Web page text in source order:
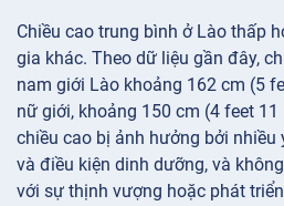
Chiều cao trung bình ở Lào thấp
gia khác. Theo dữ liệu gần đây,
nam giới Lào khoảng 162 cm (5
nữ giới, khoảng 150 cm (4 feet
chiều cao bị ảnh hưởng bởi nhiều
và điều kiện dinh dưỡng, và
với sự thịnh vượng hoặc phát